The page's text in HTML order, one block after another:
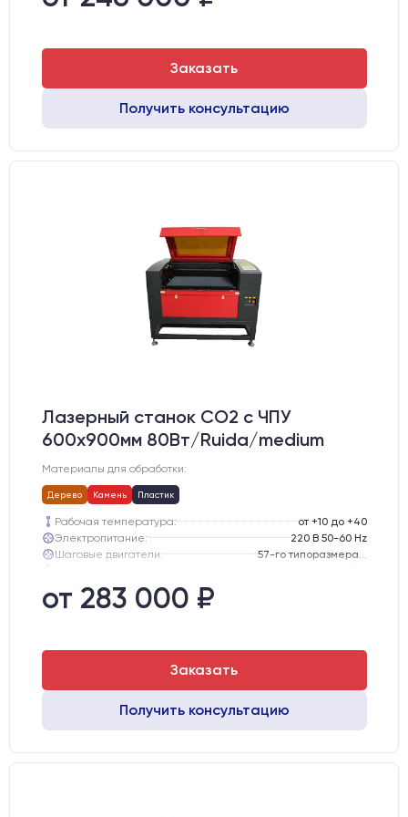
Заказать
Получить консультацию
Лазерный станок CO2 c ЧПУ
600х900мм 80Вт/Ruida/medium
Материалы для обработки:
Дерево Камень Пластик
Рабочая температура:
от +10 до +40
Электропитание:
220 В 50-60 Hz
Шаговые двигатели:
Направляющие оси Y:
Направляющие оси Х:
от 283 000 ₽
Заказать
Получить консультацию